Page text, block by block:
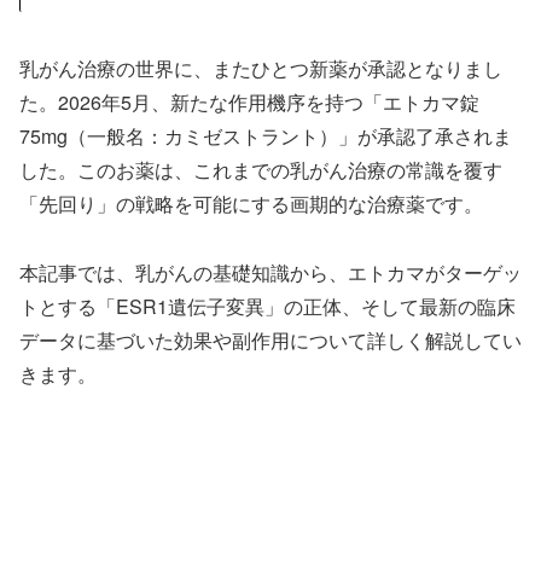
乳がん治療の世界に、またひとつ新薬が承認となりまし
た。2026年5月、新たな作用機序を持つ「エトカマ錠
75mg（一般名：カミゼストラント）」が承認了承されま
した。このお薬は、これまでの乳がん治療の常識を覆す
「先回り」の戦略を可能にする画期的な治療薬です。
本記事では、乳がんの基礎知識から、エトカマがターゲッ
トとする「ESR1遺伝子変異」の正体、そして最新の臨床
データに基づいた効果や副作用について詳しく解説してい
きます。